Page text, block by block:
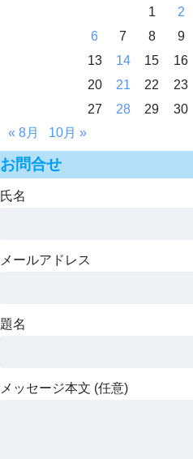
1
2
6
7 8 9
13
14 15 16
20
21 22 23
27
28 29
30
« 8月
10月 »
お問合せ
氏名
メールアドレス
題名
メッセージ本文 (任意)